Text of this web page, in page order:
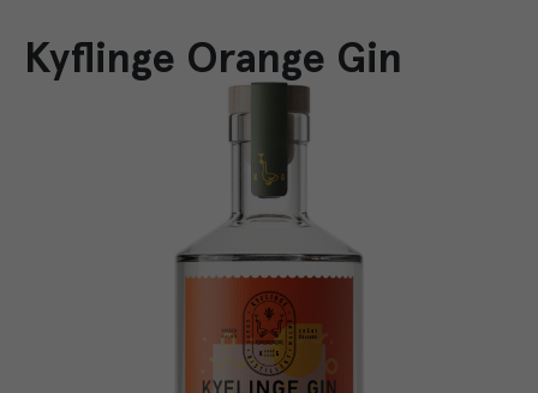
Kyflinge Orange Gin